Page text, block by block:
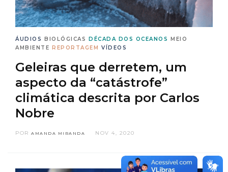
ÁUDIOS BIOLÓGICAS DÉCADA DOS OCEANOS
MEIO
AMBIENTE
REPORTAGEM VÍDEOS
Geleiras que derretem, um
aspecto da “catástrofe”
climática descrita por Carlos
Nobre
POR AMANDA MIRANDA NOV 4, 2020